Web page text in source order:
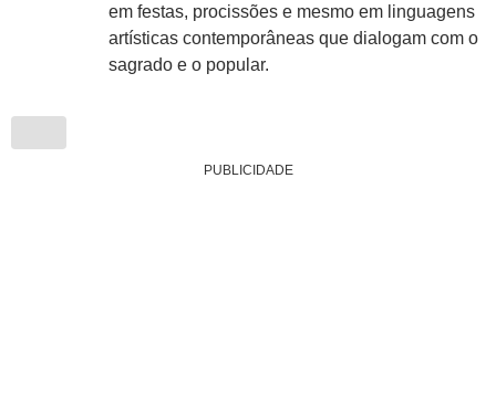
em festas, procissões e mesmo em linguagens
artísticas contemporâneas que dialogam com o
sagrado e o popular.
PUBLICIDADE